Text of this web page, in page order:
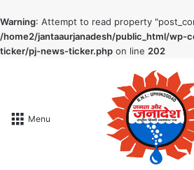
Warning: Attempt to read property
/home2/jantaaurjanadesh/public_html/wp-
ticker/pj-news-ticker.php on line 202
Menu